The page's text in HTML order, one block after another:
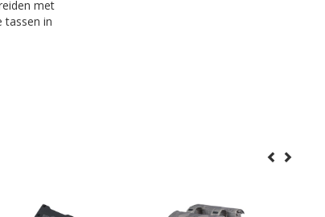
met
tassen in